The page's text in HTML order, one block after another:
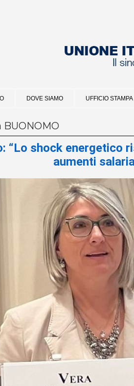
DOVE SIAMO UFFICIO STAMPA
BUONOMO
“Lo shock energetico
aumenti